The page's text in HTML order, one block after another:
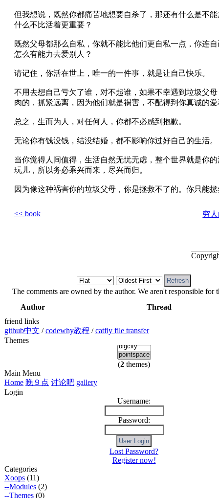
但我想说，既然你都痛苦地想要自杀了，那还有什么是不
什么不比活着更重要？
既然父母都那么自私，你就不能比他们更自私一点，你连
怎么有能力去爱别人？
请记住，你活在世上，唯一的一件事，就是让自己快乐。
不用去想自己亏欠了谁，对不起谁，如果不幸遇到垃圾父
肉的，抓紧远离，因为他们就是祸害，不配得到你真诚的
总之，生而为人，对任何人，你都不必感到抱歉。
无论你有钱没钱，结没结婚，都不影响你过好自己的生活。
当你觉得人间值得，生活自然无忧无虑，整个世界就是你
玩儿，所以务必乘兴而来，尽兴而归。
因为像这种祸害你的垃圾父母，你是拯救不了的。你只能
<< book 穷
The comments are owned by the author. We aren't responsible for
Author
Thread
friend links
github中文 /codewhy教程 /catfly file transfer
Themes
(2 themes)
Main Menu
Home 晚９点 讨论吧 gallery
Login
Username:
Password:
Lost Password?
Register now!
Categories
Xoops (11)
--Modules (2)
--Themes (0)